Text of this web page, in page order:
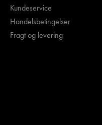
Kundeservice
Handelsbetingelser
Fragt og levering